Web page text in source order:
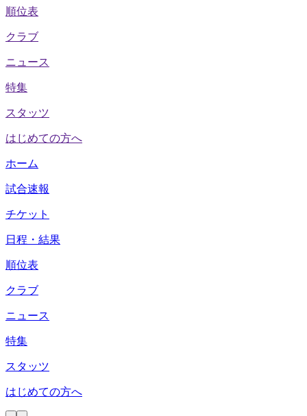
順位表
クラブ
ニュース
特集
スタッツ
はじめての方へ
ホーム
試合速報
チケット
日程・結果
順位表
クラブ
ニュース
特集
スタッツ
はじめての方へ